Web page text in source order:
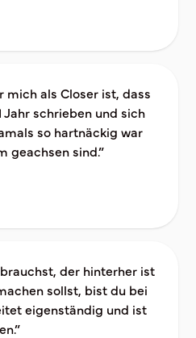
mich als Closer ist, dass
Jahr schrieben und sich
so hartnäckig war
geachsen sind.”
der hinterher ist
sollst, bist du bei
eigenständig und ist